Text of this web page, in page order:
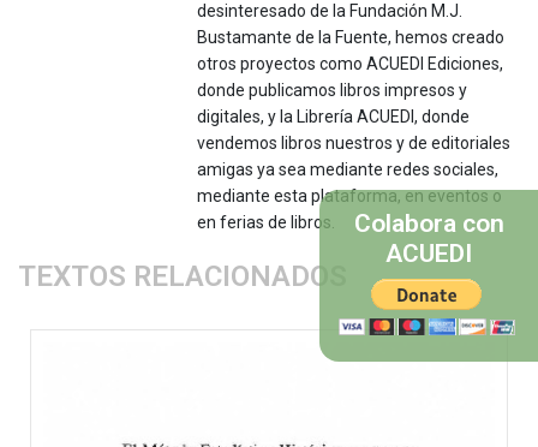
desinteresado de la Fundación M.J.
Bustamante de la Fuente, hemos creado
otros proyectos como ACUEDI Ediciones,
donde publicamos libros impresos y
digitales, y la Librería ACUEDI, donde
vendemos libros nuestros y de editoriales
amigas ya sea mediante redes sociales,
mediante esta plataforma, en eventos o
en ferias de libros.
TEXTOS RELACIONADOS
Colabora con
ACUEDI